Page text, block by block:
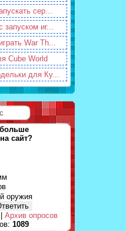
сер...
запуском иг...
War Th...
Cube World
для Ку...
больше
сайт?
оружия
Архив опросов
1089